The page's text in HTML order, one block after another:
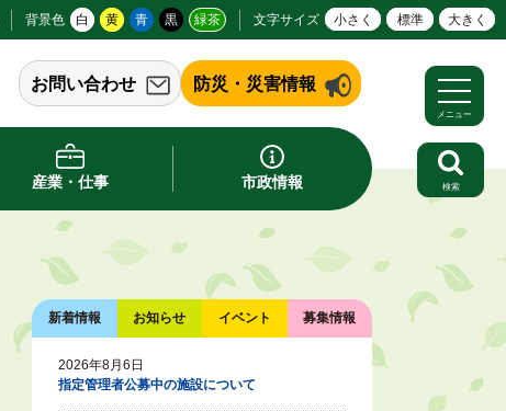
背景色 白 黄 青 黒 緑茶 文字サイズ 小さく 標準 大きく
お問い合わせ 防災・災害情報
産業・仕事 市政情報
メニュー
検索
新着情報 お知らせ イベント 募集情報
2026年8月6日
指定管理者公募中の施設について